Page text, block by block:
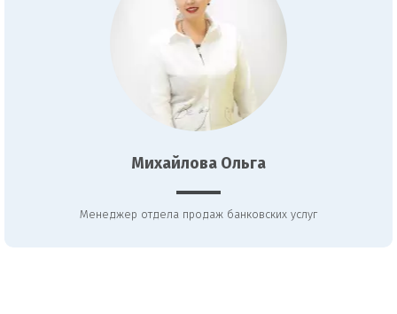
Михайлова Ольга
Менеджер отдела продаж банковских услуг